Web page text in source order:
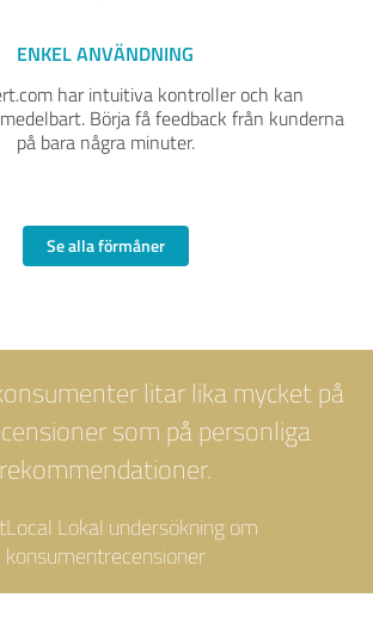
ENKEL ANVÄNDNING
har intuitiva kontroller och kan
Börja få feedback från kunderna
på bara några minuter.
Se alla förmåner
litar lika mycket på
som på personliga
rekommendationer.
Lokal undersökning om
konsumentrecensioner